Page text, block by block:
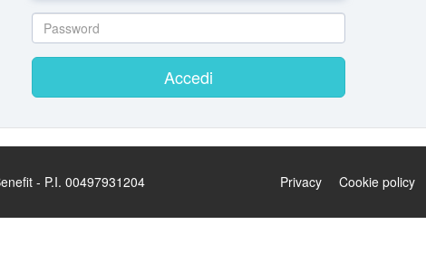
Accedi
- P.I. 00497931204 Privacy Cookie policy